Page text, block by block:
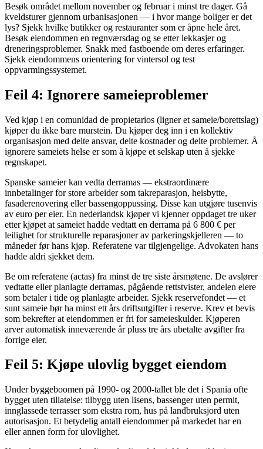
Besøk området mellom november og februar i minst tre dager. Gå
kveldsturer gjennom urbanisasjonen — i hvor mange boliger er det
lys? Sjekk hvilke butikker og restauranter som er åpne hele året.
Besøk eiendommen en regnværsdag og se etter lekkasjer og
dreneringsproblemer. Snakk med fastboende om deres erfaringer.
Sjekk eiendommens orientering for vintersol og test
oppvarmingssystemet.
Feil 4: Ignorere sameieproblemer
Ved kjøp i en comunidad de propietarios (ligner et sameie/borettslag)
kjøper du ikke bare murstein. Du kjøper deg inn i en kollektiv
organisasjon med delte ansvar, delte kostnader og delte problemer. Å
ignorere sameiets helse er som å kjøpe et selskap uten å sjekke
regnskapet.
Spanske sameier kan vedta derramas — ekstraordinære
innbetalinger for store arbeider som takreparasjon, heisbytte,
fasaderenovering eller bassengoppussing. Disse kan utgjøre tusenvis
av euro per eier. En nederlandsk kjøper vi kjenner oppdaget tre uker
etter kjøpet at sameiet hadde vedtatt en derrama på 6 800 € per
leilighet for strukturelle reparasjoner av parkeringskjelleren — to
måneder før hans kjøp. Referatene var tilgjengelige. Advokaten hans
hadde aldri sjekket dem.
Be om referatene (actas) fra minst de tre siste årsmøtene. De avslører
vedtatte eller planlagte derramas, pågående rettstvister, andelen eiere
som betaler i tide og planlagte arbeider. Sjekk reservefondet — et
sunt sameie bør ha minst ett års driftsutgifter i reserve. Krev et bevis
som bekrefter at eiendommen er fri for sameieskulder. Kjøperen
arver automatisk inneværende år pluss tre års ubetalte avgifter fra
forrige eier.
Feil 5: Kjøpe ulovlig bygget eiendom
Under byggeboomen på 1990- og 2000-tallet ble det i Spania ofte
bygget uten tillatelse: tilbygg uten lisens, bassenger uten permit,
innglassede terrasser som ekstra rom, hus på landbruksjord uten
autorisasjon. Et betydelig antall eiendommer på markedet har en
eller annen form for ulovlighet.